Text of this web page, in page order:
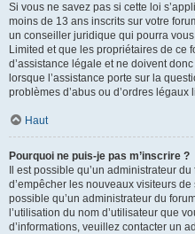
Si vous ne savez pas si cette loi
moins de 13 ans inscrits sur votre
un conseiller juridique qui pourra
Limited et que les propriétaires de ce
d’assistance légale et ne doivent
lorsque l’assistance porte sur la
problèmes d’abus ou d’ordres légaux
Haut
Pourquoi ne puis-je pas m’inscrire ?
Il est possible qu’un administrateur
d’empêcher les nouveaux visiteurs
possible qu’un administrateur du
l’utilisation du nom d’utilisateur que
d’informations, veuillez contacter un